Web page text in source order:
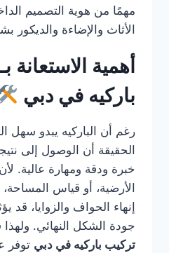
مهمًا من هوية التصميم
الأثاث والإضاءة والديكور
أهمية
باركيه في دبي
رغم أن الباركيه يبدو سهل
الحقيقة أن الوصول إلى
خبرة ودقة ومهارة عالية.
الأرضية، أو قياس المساحة،
إنهاء الحواف والزوايا،
جودة الشكل النهائي. ولهذا
تركيب باركيه في دبي توفر